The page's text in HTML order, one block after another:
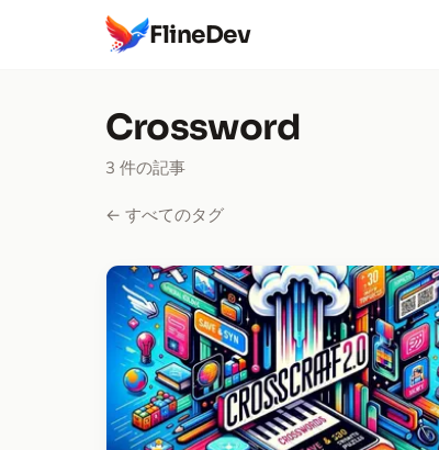
FlineDev
Crossword
3 件の記事
← すべてのタグ